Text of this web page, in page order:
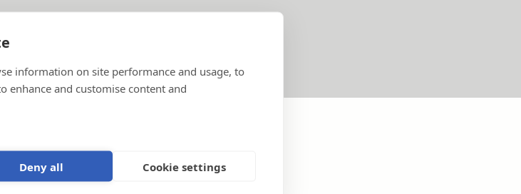
information on site performance and usage, to
enhance and customise content and
Deny all Cookie settings